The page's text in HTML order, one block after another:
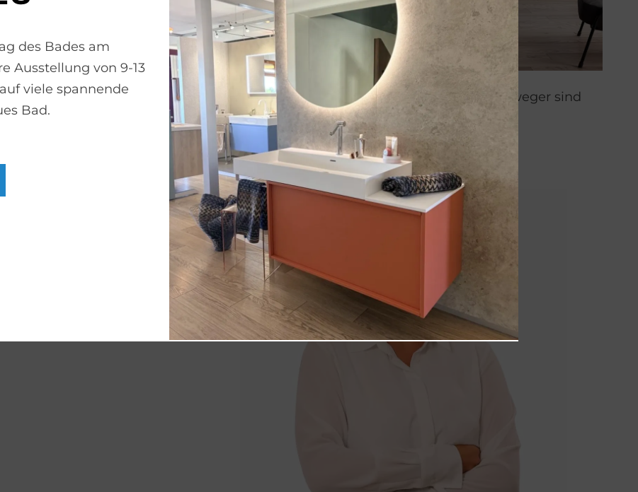
klarem Wasser ab,
Spezielle Glas-Verarbeitungen wie ARTCLEAR von Artweger sind
besonders wasserabweisend und pflegeleicht.
Bad
Wir beraten Sie gern.
Sie uns eine Online-Anfrage:
des Bades am
Ausstellung von 9-13
viele spannende
Bad.